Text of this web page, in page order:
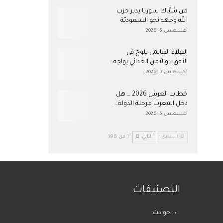
من شبّاك سوريا يدير حزب
الله وجهه نحو السعوديّة
أغسطس 5, 2026
الغلاء العالمي يلوح في
الأفق… والأمن الغذائي يواجه…
أغسطس 5, 2026
خطاب العرش 2026 … هل
دخل المغرب مرحلة الدولة…
أغسطس 5, 2026
السابق التالي 1 من 198
التصنيفات
حوادث